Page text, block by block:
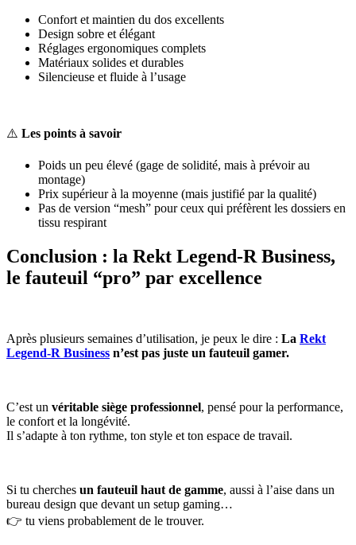
Confort et maintien du dos excellents
Design sobre et élégant
Réglages ergonomiques complets
Matériaux solides et durables
Silencieuse et fluide à l’usage
⚠️ Les points à savoir
Poids un peu élevé (gage de solidité, mais à prévoir au
montage)
Prix supérieur à la moyenne (mais justifié par la qualité)
Pas de version “mesh” pour ceux qui préfèrent les dossiers en
tissu respirant
Conclusion : la Rekt Legend-R Business,
le fauteuil “pro” par excellence
Après plusieurs semaines d’utilisation, je peux le dire : La Rekt
Legend-R Business n’est pas juste un fauteuil gamer.
C’est un véritable siège professionnel, pensé pour la performance,
le confort et la longévité.
Il s’adapte à ton rythme, ton style et ton espace de travail.
Si tu cherches un fauteuil haut de gamme, aussi à l’aise dans un
bureau design que devant un setup gaming…
👉 tu viens probablement de le trouver.